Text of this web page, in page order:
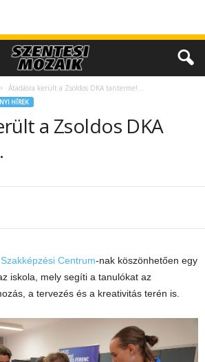
Átadásra került a Zsoldos DKA tanterme!…
HÍREK
a Zsoldos DKA
Centrum-nak köszönhetően egy
iskola, mely segíti a tanulókat az
a tervezés és a kreativitás terén is.